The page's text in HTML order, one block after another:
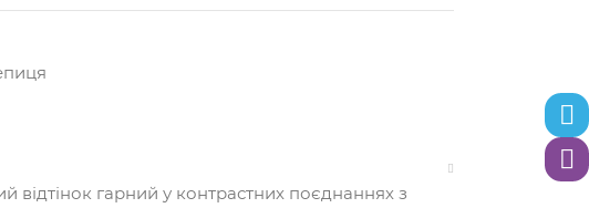
гарний у контрастних поєднаннях з